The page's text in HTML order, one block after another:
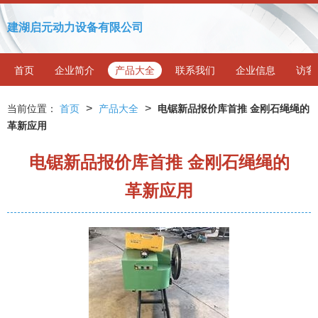
建湖启元动力设备有限公司
首页 企业简介 产品大全 联系我们 企业信息 访客
当前位置： 首页 > 产品大全 >
电锯新品报价库首推 金刚石绳绳的
革新应用
电锯新品报价库首推 金刚石绳绳的
革新应用